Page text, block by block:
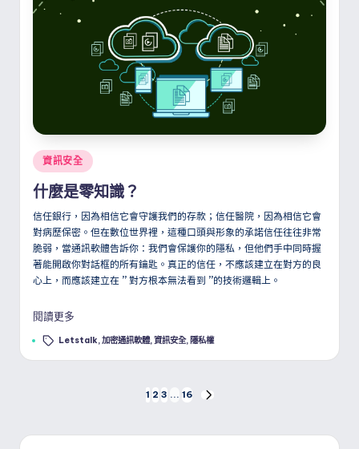
Posted
in
資訊安全
什麼是零知識？
信任銀行，因為相信它會守護我們的存款；信任醫院，因為相信它會
對病歷保密。但在數位世界裡，這種口頭與形象的承諾信任往往非常
脆弱，當通訊軟體告訴你：我們會保護你的隱私，但他們手中同時握
著能開啟你對話框的所有鑰匙。真正的信任，不應該建立在對方的良
心上，而應該建立在 ” 對方根本無法看到 ”的技術邏輯上。
閱讀更多
Tags: Letstalk,加密通訊軟體,資訊安全, 隱私權
章
1 2 3 ... 16